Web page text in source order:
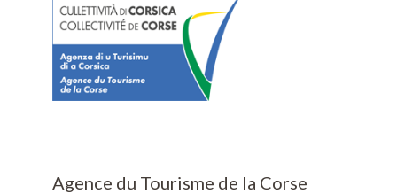
Agence du Tourisme de la Corse